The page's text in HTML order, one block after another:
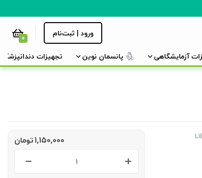
ورود | ثبت‌نام 0
آزمایشگاهی پانسمان نوین تجهیزات دندانپزشکی
1,150,000تومان